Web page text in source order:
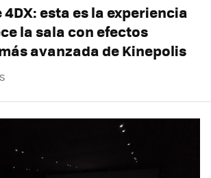
4DX: esta es la experiencia
la sala con efectos
avanzada de Kinepolis